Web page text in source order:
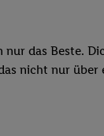
das Beste.
nicht nur